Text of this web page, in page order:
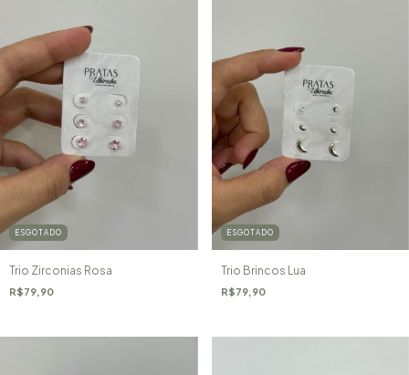
ESGOTADO
Trio Zirconias Rosa
R$79,90
ESGOTADO
Trio Brincos Lua
R$79,90